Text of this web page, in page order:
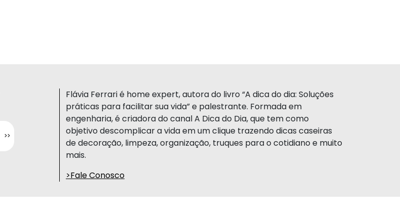
Flávia Ferrari é home expert, autora do livro “A dica do dia: Soluções
práticas para facilitar sua vida” e palestrante. Formada em
engenharia, é criadora do canal A Dica do Dia, que tem como
objetivo descomplicar a vida em um clique trazendo dicas caseiras
de decoração, limpeza, organização, truques para o cotidiano e muito
mais.
>Fale Conosco